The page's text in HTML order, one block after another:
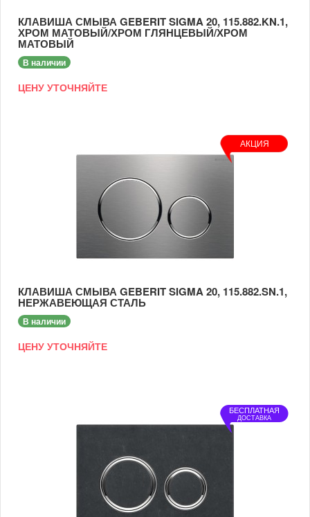
КЛАВИША СМЫВА GEBERIT SIGMA 20, 115.882.KN.1,
ХРОМ МАТОВЫЙ/ХРОМ ГЛЯНЦЕВЫЙ/ХРОМ
МАТОВЫЙ
В наличии
ЦЕНУ УТОЧНЯЙТЕ
АКЦИЯ
КЛАВИША СМЫВА GEBERIT SIGMA 20, 115.882.SN.1,
НЕРЖАВЕЮЩАЯ СТАЛЬ
В наличии
ЦЕНУ УТОЧНЯЙТЕ
БЕСПЛАТНАЯ
ДОСТАВКА